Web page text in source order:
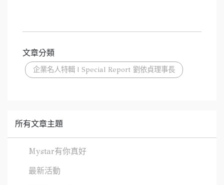
文章分類
企業名人特輯 | Special Report 劉依貞理事長
所有文章主題
Mystar有你真好
最新活動